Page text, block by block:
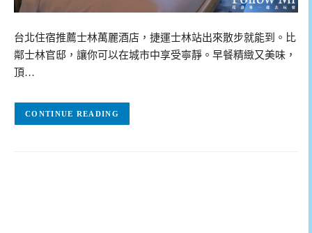
台北住宿推薦士林萬麗酒店，捷運士林站出來散步就能到。比
鄰士林官邸，讓你可以在城市中享受寧靜。早餐精緻又美味，
頂…
CONTINUE READING